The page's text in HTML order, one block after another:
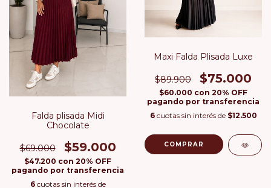
Falda plisada Midi
Chocolate
$69.000 $59.000
$47.200 con 20% OFF
pagando por transferencia
6 cuotas sin interés de
Maxi Falda Plisada Luxe
$89.900 $75.000
$60.000 con 20% OFF
pagando por transferencia
6 cuotas sin interés de $12.500
COMPRAR